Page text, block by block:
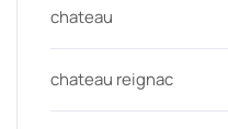
chateau
chateau reignac